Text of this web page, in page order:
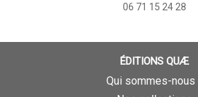
06 71 15 24 28
ÉDITIONS QUÆ
Qui sommes-nous